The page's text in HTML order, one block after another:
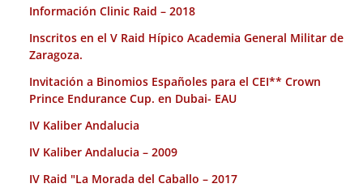
Información Clinic Raid – 2018
Inscritos en el V Raid Hípico Academia General Militar de
Zaragoza.
Invitación a Binomios Españoles para el CEI** Crown
Prince Endurance Cup. en Dubai- EAU
IV Kaliber Andalucia
IV Kaliber Andalucia – 2009
IV Raid "La Morada del Caballo – 2017